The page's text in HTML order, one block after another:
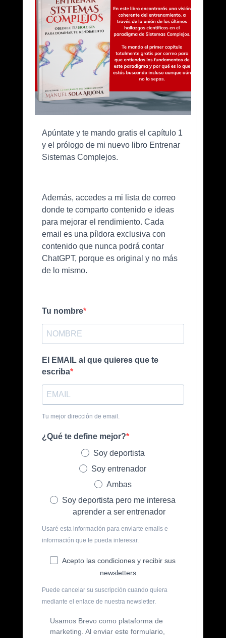
Apúntate y te mando gratis el capítulo 1
y el prólogo de mi nuevo libro Entrenar
Sistemas Complejos.
Además, accedes a mi lista de correo
donde te comparto contenido e ideas
para mejorar el rendimiento. Cada
email es una píldora exclusiva con
contenido que nunca podrá contar
ChatGPT, porque es original y no más
de lo mismo.
Tu nombre
El EMAIL al que quieres que te
escriba
Tu mejor dirección de email.
¿Qué te define mejor?
Soy deportista
Soy entrenador
Ambas
Soy deportista pero me interesa
aprender a ser entrenador
Usaré esta información para enviarte emails e
información que te pueda interesar.
Acepto las condiciones y recibir sus
newsletters.
Puede cancelar su suscripción cuando quiera
mediante el enlace de nuestra newsletter.
Usamos Brevo como plataforma de
marketing. Al enviar este formulario,